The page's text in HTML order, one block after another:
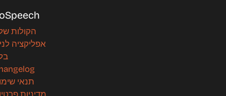
הקולות
אפליקציה
תנאי